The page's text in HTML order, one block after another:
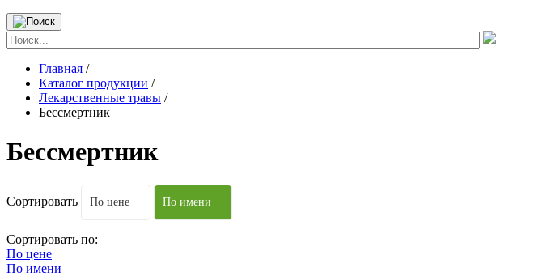
Главная /
Каталог продукции /
Лекарственные травы /
Бессмертник
Бессмертник
Сортировать По цене По имени
Сортировать по:
По цене
По имени